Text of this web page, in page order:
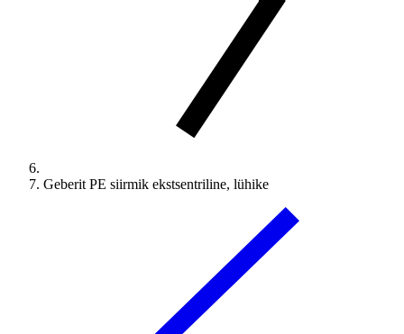
Geberit PE siirmik ekstsentriline, lühike